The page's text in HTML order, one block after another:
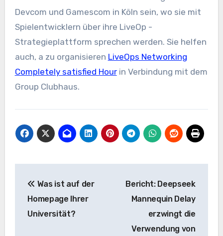
Devcom und Gamescom in Köln sein, wo sie mit
Spielentwicklern über ihre LiveOp -
Strategieplattform sprechen werden. Sie helfen
auch, a zu organisieren LiveOps Networking
Completely satisfied Hourin Verbindung mit dem
Group Clubhaus.
Navigation
Was ist auf der
Homepage Ihrer
Universität?
Bericht: Deepseek
Mannequin Delay
erzwingt die
Verwendung von